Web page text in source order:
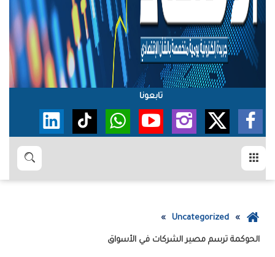
تابعونا
بحث
عودة
Uncategorized
الحوكمة ترسم مصير الشركات في الأسواق